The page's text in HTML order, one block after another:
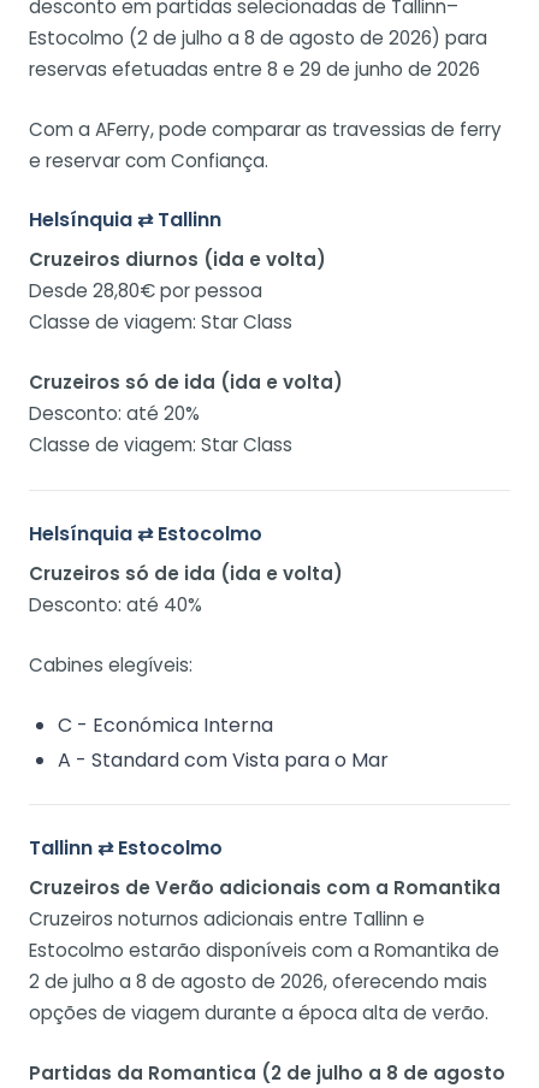
desconto em partidas selecionadas de Tallinn–
Estocolmo (2 de julho a 8 de agosto de 2026) para
reservas efetuadas entre 8 e 29 de junho de 2026
Com a AFerry, pode comparar as travessias de ferry
e reservar com Confiança.
Helsínquia ⇄ Tallinn
Cruzeiros diurnos (ida e volta)
Desde 28,80€ por pessoa
Classe de viagem: Star Class
Cruzeiros só de ida (ida e volta)
Desconto: até 20%
Classe de viagem: Star Class
Helsínquia ⇄ Estocolmo
Cruzeiros só de ida (ida e volta)
Desconto: até 40%
Cabines elegíveis:
C - Económica Interna
A - Standard com Vista para o Mar
Tallinn ⇄ Estocolmo
Cruzeiros de Verão adicionais com a Romantika
Cruzeiros noturnos adicionais entre Tallinn e
Estocolmo estarão disponíveis com a Romantika de
2 de julho a 8 de agosto de 2026, oferecendo mais
opções de viagem durante a época alta de verão.
Partidas da Romantica (2 de julho a 8 de agosto